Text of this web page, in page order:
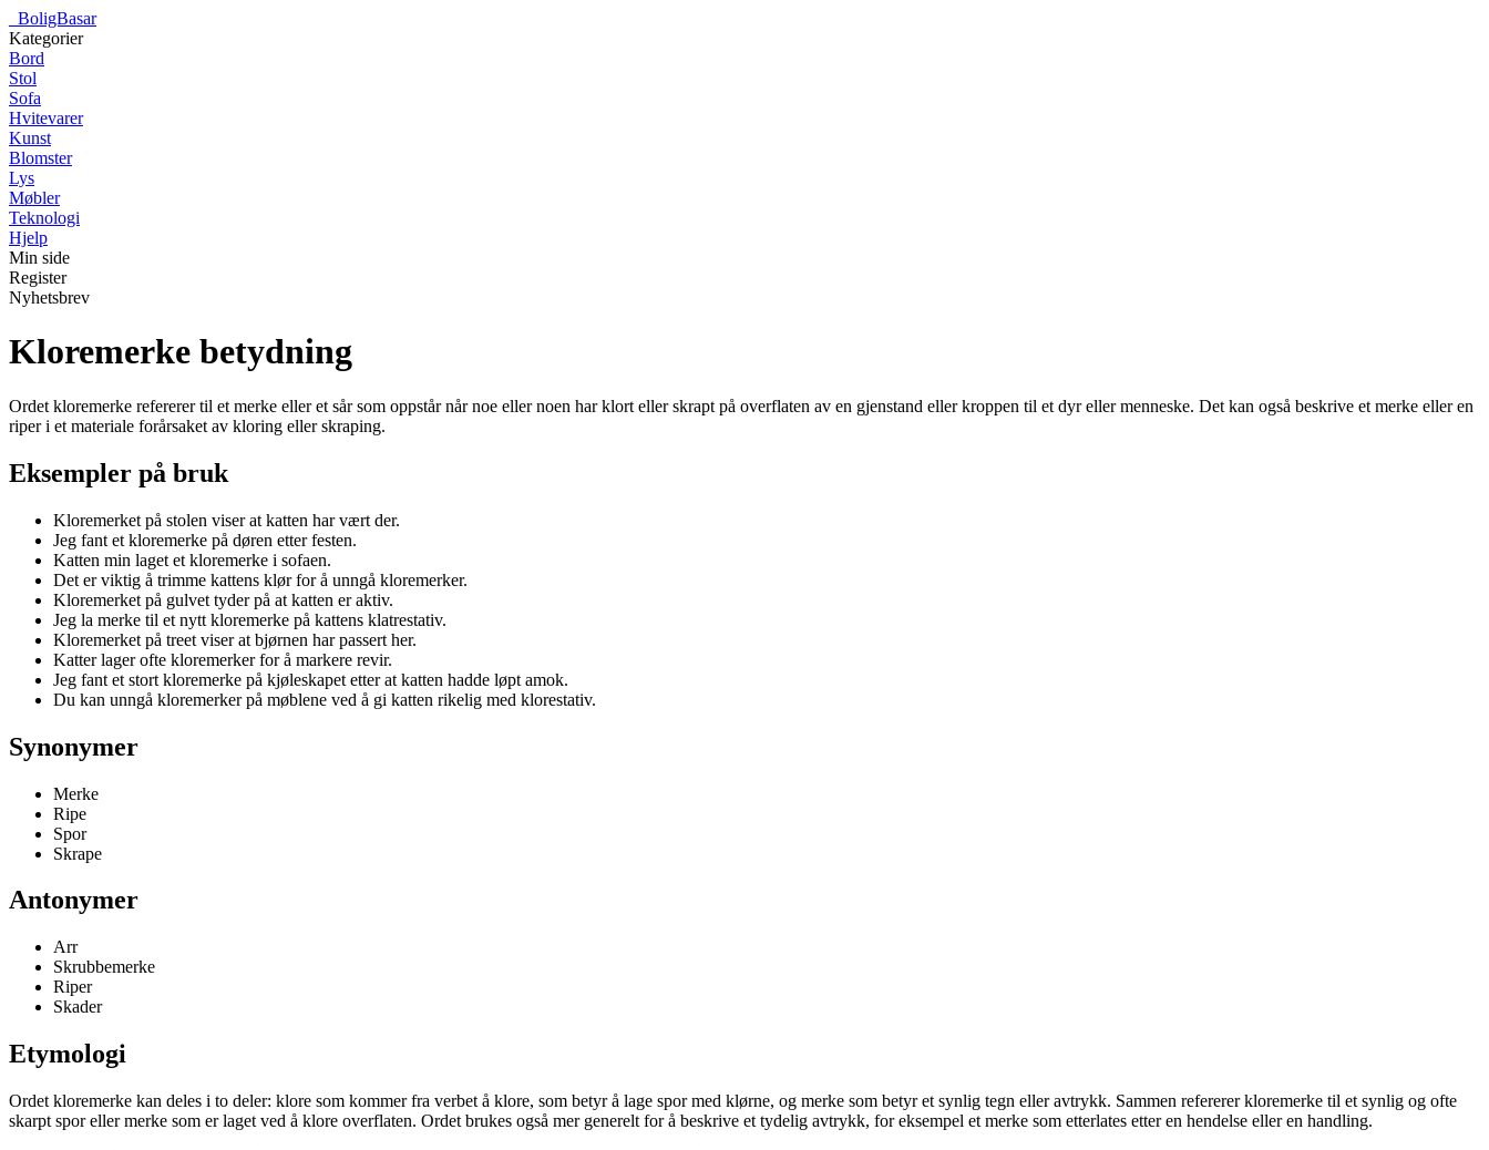
BoligBasar
Kategorier
Bord
Stol
Sofa
Hvitevarer
Kunst
Blomster
Lys
Møbler
Teknologi
Hjelp
Min side
Register
Nyhetsbrev
Kloremerke betydning
Ordet kloremerke refererer til et merke eller et sår som oppstår når noe eller noen har klort eller skrapt på overflaten av en gjenstand eller kroppen til et dyr eller menneske. Det kan også beskrive et merke eller en
riper i et materiale forårsaket av kloring eller skraping.
Eksempler på bruk
Kloremerket på stolen viser at katten har vært der.
Jeg fant et kloremerke på døren etter festen.
Katten min laget et kloremerke i sofaen.
Det er viktig å trimme kattens klør for å unngå kloremerker.
Kloremerket på gulvet tyder på at katten er aktiv.
Jeg la merke til et nytt kloremerke på kattens klatrestativ.
Kloremerket på treet viser at bjørnen har passert her.
Katter lager ofte kloremerker for å markere revir.
Jeg fant et stort kloremerke på kjøleskapet etter at katten hadde løpt amok.
Du kan unngå kloremerker på møblene ved å gi katten rikelig med klorestativ.
Synonymer
Merke
Ripe
Spor
Skrape
Antonymer
Arr
Skrubbemerke
Riper
Skader
Etymologi
Ordet kloremerke kan deles i to deler: klore som kommer fra verbet å klore, som betyr å lage spor med klørne, og merke som betyr et synlig tegn eller avtrykk. Sammen refererer kloremerke til et synlig og ofte
skarpt spor eller merke som er laget ved å klore overflaten. Ordet brukes også mer generelt for å beskrive et tydelig avtrykk, for eksempel et merke som etterlates etter en hendelse eller en handling.